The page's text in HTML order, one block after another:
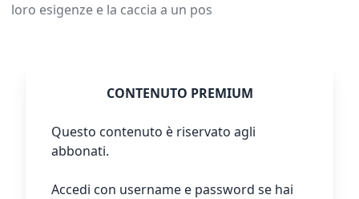
loro esigenze e la caccia a un pos
CONTENUTO PREMIUM
Questo contenuto è riservato agli
abbonati.
Accedi con username e password se hai